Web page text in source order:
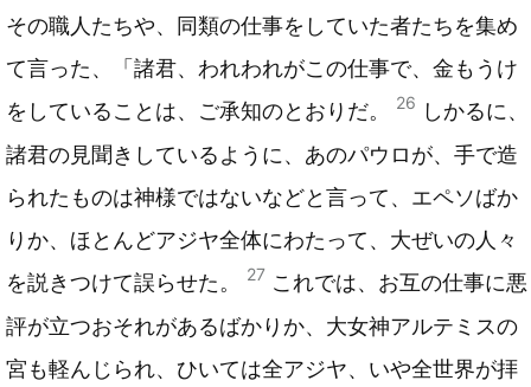
その職人たちや、同類の仕事をしていた者たちを集め
て言った、「諸君、われわれがこの仕事で、金もうけ
をしていることは、ご承知のとおりだ。
26 しかるに、
諸君の見聞きしているように、あのパウロが、手で造
られたものは神様ではないなどと言って、エペソばか
りか、ほとんどアジヤ全体にわたって、大ぜいの人々
を説きつけて誤らせた。
27 これでは、お互の仕事に悪
評が立つおそれがあるばかりか、大女神アルテミスの
宮も軽んじられ、ひいては全アジヤ、いや全世界が拝